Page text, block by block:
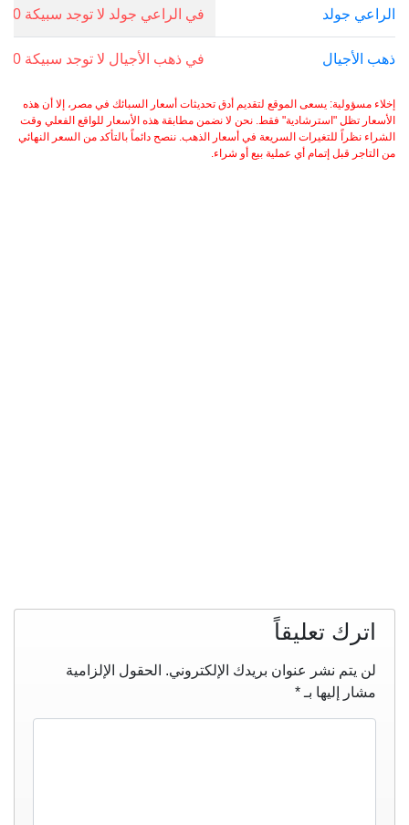
الراعي جولد في الراعي جولد لا توجد سبيكة 20 جرام.
ذهب الأجيال في ذهب الأجيال لا توجد سبيكة 20 جرام.
إخلاء مسؤولية: يسعى الموقع لتقديم أدق تحديثات أسعار السبائك في مصر، إلا أن هذه
الأسعار تظل "استرشادية" فقط. نحن لا نضمن مطابقة هذه الأسعار للواقع الفعلي وقت
الشراء نظراً للتغيرات السريعة في أسعار الذهب. ننصح دائماً بالتأكد من السعر النهائي
من التاجر قبل إتمام أي عملية بيع أو شراء.
اترك تعليقاً
لن يتم نشر عنوان بريدك الإلكتروني. الحقول الإلزامية
مشار إليها بـ *